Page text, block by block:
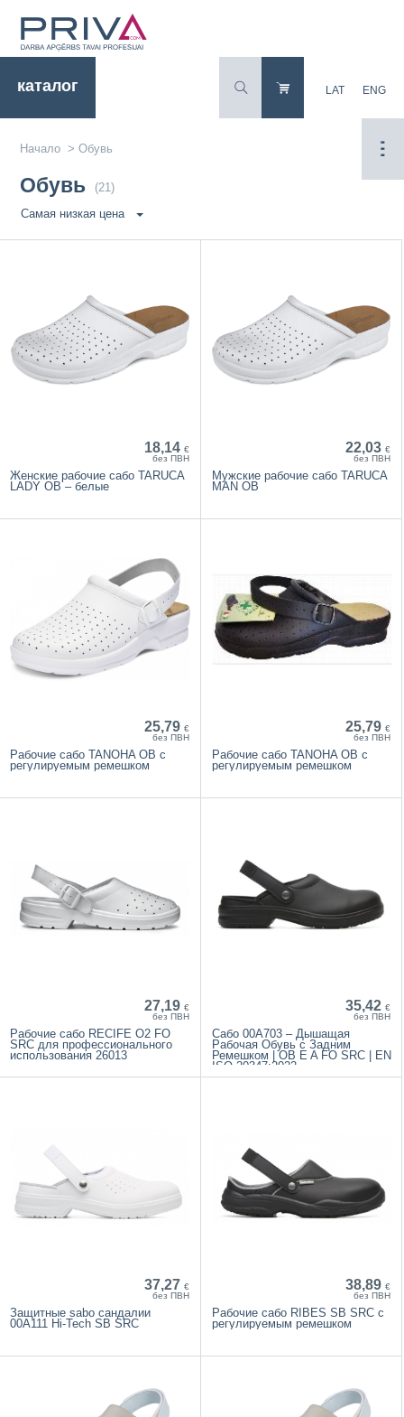
каталог LAT ENG
Начало > Обувь
Обувь
(21)
Самая низкая цена
18,14 €
без ПВН
Женские рабочие сабо TARUCA
LADY OB – белые
22,03 €
без ПВН
Мужские рабочие сабо TARUCA
MAN OB
25,79 €
без ПВН
Рабочие сабо TANOHA OB с
регулируемым ремешком
25,79 €
без ПВН
Рабочие сабо TANOHA OB с
регулируемым ремешком
27,19 €
без ПВН
Рабочие сабо RECIFE O2 FO
SRC для профессионального
использования 26013
35,42 €
без ПВН
Сабо 00A703 – Дышащая
Рабочая Обувь с Задним
Ремешком | OB E A FO SRC | EN
ISO 20347:2022
37,27 €
без ПВН
Защитные sabo сандалии
00A111 Hi-Tech SB SRC
38,89 €
без ПВН
Рабочие сабо RIBES SB SRC с
регулируемым ремешком